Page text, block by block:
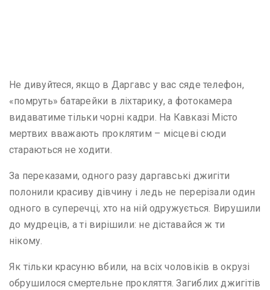
Не дивуйтеся, якщо в Даргавс у вас сяде телефон,
«помруть» батарейки в ліхтарику, а фотокамера
видаватиме тільки чорні кадри. На Кавказі Місто
мертвих вважають проклятим – місцеві сюди
стараються не ходити.
За переказами, одного разу даргавські джигіти
полонили красиву дівчину і ледь не перерізали один
одного в суперечці, хто на ній одружується. Вирушили
до мудреців, а ті вирішили: не діставайся ж ти
нікому.
Як тільки красуню вбили, на всіх чоловіків в окрузі
обрушилося смертельне прокляття. Загиблих джигітів